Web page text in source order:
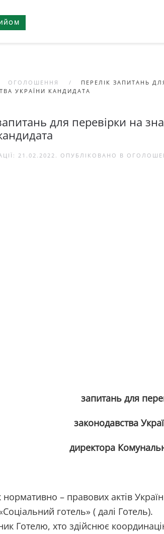
ОГОЛОШЕННЯ
ПЕРЕЛІК ЗАПИТАНЬ
УКРАЇНИ КАНДИДАТА
для перевірки на
21.02.2022 . ОПУБЛІКОВАНО В
до наказу
« 21 »
запитань для
законодавства України
директора
нормативно – правових актів
готель» ( далі Готель).
Готелю, хто здійснює